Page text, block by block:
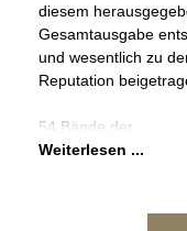
diesem
Gesamtausgabe
und wesentlich zu
Reputation
54 Bände der
Weiterlesen ...